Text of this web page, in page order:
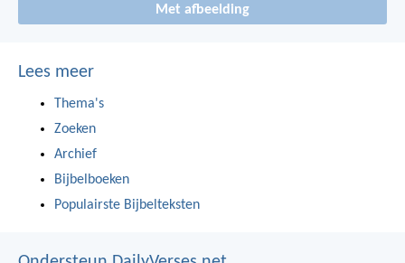
Met afbeelding
Lees meer
Thema's
Zoeken
Archief
Bijbelboeken
Populairste Bijbelteksten